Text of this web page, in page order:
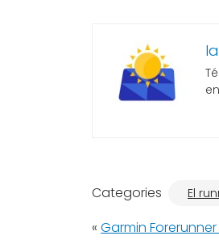
Categories El
« Garmin